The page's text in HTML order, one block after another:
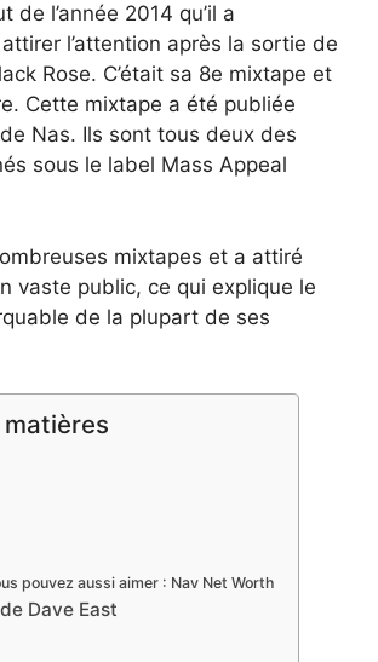
de l’année 2014 qu’il a
l’attention après la sortie de
Rose. C’était sa 8e mixtape et
Cette mixtape a été publiée
Nas. Ils sont tous deux des
sous le label Mass Appeal
mixtapes et a attiré
vaste public, ce qui explique le
de la plupart de ses
pouvez aussi aimer : Nav Net Worth
Dave East